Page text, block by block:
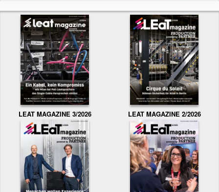
LEAT MAGAZINE 3/2026 LEAT MAGAZINE 2/2026